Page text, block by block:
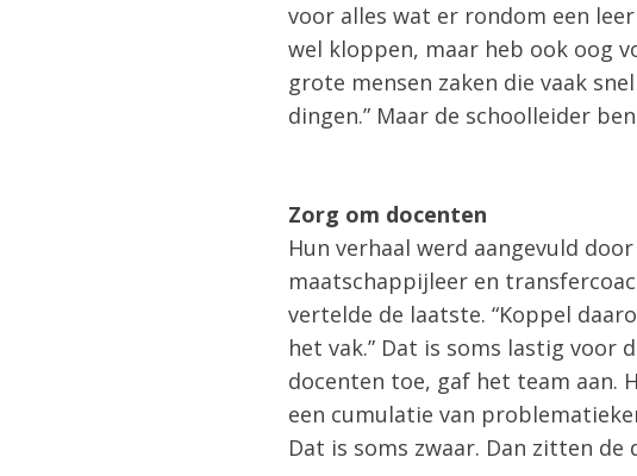
voor alles wat er rondom een
wel kloppen, maar heb ook oog
grote mensen zaken die vaak
dingen.” Maar de schoolleider
Zorg om docenten
Hun verhaal werd aangevuld
maatschappijleer en
vertelde de laatste. “Koppel
het vak.” Dat is soms lastig voor
docenten toe, gaf het team aan.
een cumulatie van
Dat is soms zwaar. Dan zitten